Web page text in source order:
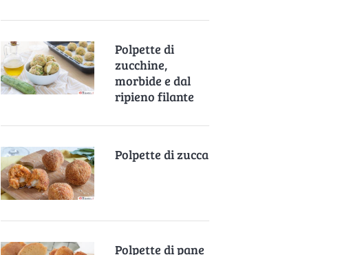
Polpette di
zucchine,
morbide e dal
ripieno filante
Polpette di zucca
Polpette di pane